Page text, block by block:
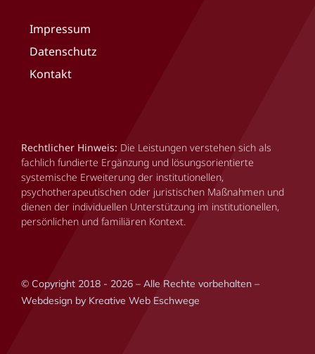
Impressum
Datenschutz
Kontakt
Rechtlicher Hinweis: Die Leistungen verstehen sich als
fachlich fundierte Ergänzung und lösungsorientierte
systemische Erweiterung der institutionellen,
psychotherapeutischen oder juristischen Maßnahmen und
dienen der individuellen Unterstützung im institutionellen,
persönlichen und familiären Kontext.
© Copyright 2018 - 2026 – Alle Rechte vorbehalten –
Webdesign by Kreative Web Eschwege